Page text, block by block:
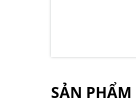
SẢN PHẨM